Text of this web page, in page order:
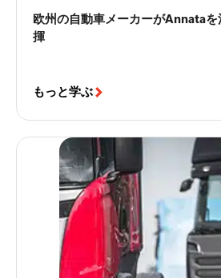
欧州の自動車メーカーがAnnata
揮
もっと学ぶ